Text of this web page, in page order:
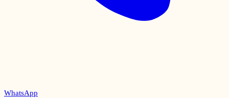
WhatsApp